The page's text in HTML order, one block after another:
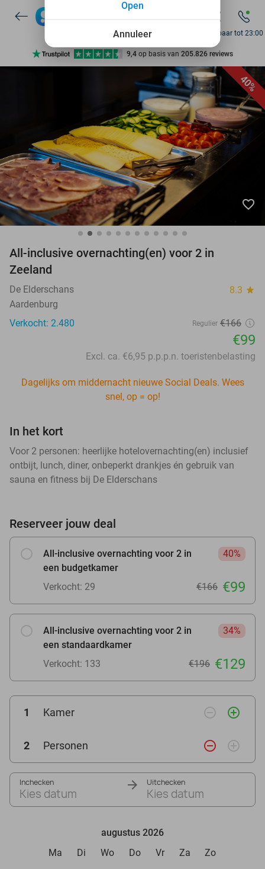
7 dagen per week beschikbaar
10+ miljoen leden
9,4 op basis van 205.826 reviews
Ontdek 15.000+ deals
7 dagen per week beschikbaar
10+ miljoen leden
Bereikbaar tot 23:00
40%
favorite_border
All-inclusive overnachting(en) voor 2 in
Zeeland
De Elderschans 8.3 star
Aardenburg
Verkocht: 2.480
Regulier €166
€99
Excl. ca. €6,95 p.p.p.n. toeristenbelasting
Dagelijks om middernacht nieuwe Social Deals. Wees
snel, op = op!
In het kort
Voor 2 personen: heerlijke hotelovernachting(en) inclusief
ontbijt, lunch, diner, onbeperkt drankjes én gebruik van
sauna en fitness bij De Elderschans
Reserveer jouw deal
All-inclusive overnachting voor 2 in
een budgetkamer
40%
Verkocht: 29 €166 €99
All-inclusive overnachting voor 2 in
een standaardkamer
34%
Verkocht: 133 €196 €129
1 Kamer remove_circle_outline add_circle_outline
2 Personen remove_circle_outline add_circle_outline
Inchecken
Kies datum
Uitchecken
Kies datum
augustus 2026
Ma
Di Wo Do Vr Za Zo
Annuleer
Open